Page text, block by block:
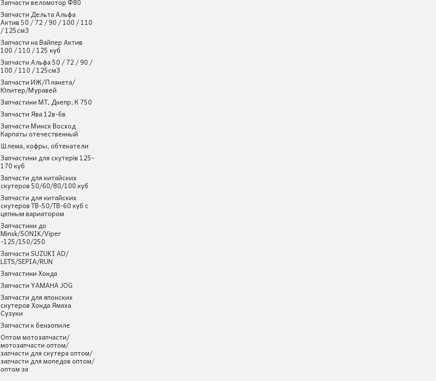
Запчасти веломотор Ф80
Запчасти Дельта Альфа
Актив 50 / 72 / 90 / 100 / 110
/ 125см3
Запчасти на Вайпер Актив
100 / 110 / 125 куб
Запчасти Альфа 50 / 72 / 90 /
100 / 110 / 125см3
Запчасти ИЖ/Планета/
Юпитер/Муравей
Запчастини МТ, Днепр, К 750
Запчасти Ява 12в-6в
Запчасти Минск Восход
Карпаты отечественный
Шлема, кофры, обтекатели
Запчастини для скутерів 125-
170 куб
Запчасти для китайских
скутеров 50/60/80/100 куб
Запчасти для китайских
скутеров ТВ-50/ТВ-60 куб с
цепным вариатором
Запчастини до
Minsk/SONIK/Viper
-125/150/250
Запчасти SUZUKI AD/
LETS/SEPIA/RUN
Запчастини Хонда
Запчасти YAMAHA JOG
Запчасти для японских
скутеров Хонда Ямаха
Сузуки
Запчасти к бензопиле
Оптом мотозапчасти/
мотозапчасти оптом/
запчасти для скутера оптом/
запчасти для мопедов оптом/
оптом за